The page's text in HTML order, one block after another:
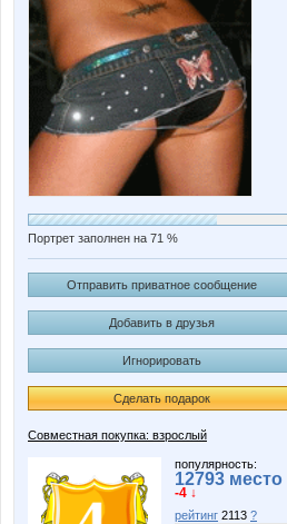
Портрет заполнен на 71 %
Отправить приватное сообщение
Добавить в друзья
Игнорировать
Сделать подарок
Совместная покупка: взрослый
популярность:
12793 место
-4 ↓
рейтинг 2113 ?